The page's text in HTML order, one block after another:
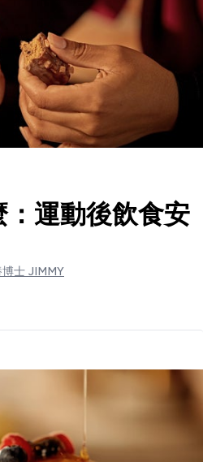
運動後飲食安
士 JIMMY